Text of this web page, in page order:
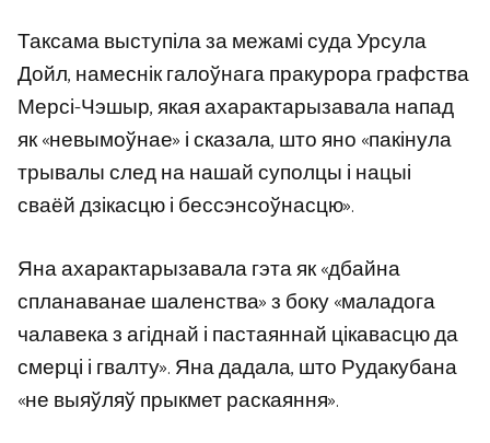
Таксама выступіла за межамі суда Урсула
Дойл, намеснік галоўнага пракурора графства
Мерсі-Чэшыр, якая ахарактарызавала напад
як «невымоўнае» і сказала, што яно «пакінула
трывалы след на нашай суполцы і нацыі
сваёй дзікасцю і бессэнсоўнасцю».
Яна ахарактарызавала гэта як «дбайна
спланаванае шаленства» з боку «маладога
чалавека з агіднай і пастаяннай цікавасцю да
смерці і гвалту». Яна дадала, што Рудакубана
«не выяўляў прыкмет раскаяння».